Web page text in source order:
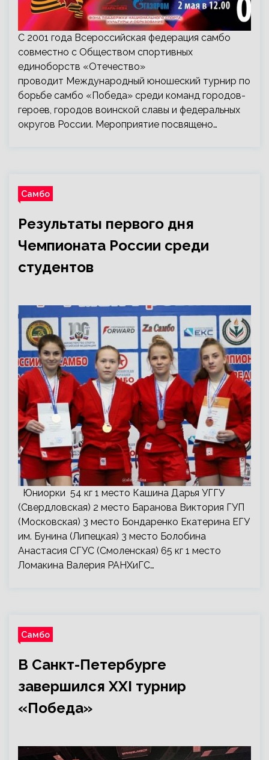
C 2001 года Всероссийская федерация самбо
совместно с Обществом спортивных
единоборств «Отечество»
проводит Международный юношеский турнир по
борьбе самбо «Победа» среди команд городов-
героев, городов воинской славы и федеральных
округов России. Мероприятие посвящено…
Самбо
Результаты первого дня
Чемпионата России среди
студентов
Юниорки 54 кг 1 место Кашина Дарья УГГУ
(Свердловская) 2 место Баранова Виктория ГУП
(Московская) 3 место Бондаренко Екатерина ЕГУ
им. Бунина (Липецкая) 3 место Болобина
Анастасия СГУС (Смоленская) 65 кг 1 место
Ломакина Валерия РАНХиГС…
Самбо
В Санкт-Петербурге
завершился XXI турнир
«Победа»